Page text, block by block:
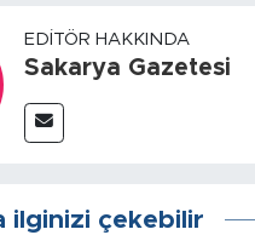
EDITÖR HAKKINDA
Sakarya Gazetesi
ilginizi çekebilir